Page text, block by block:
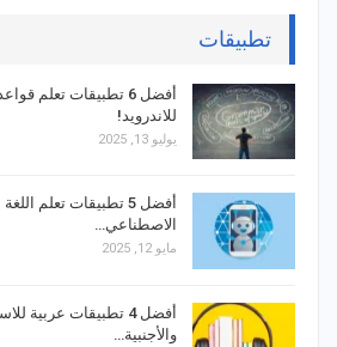
تطبيقات
أفضل 6 تطبيقات تعلم
للاندرويد!
يوليو 13, 2025
أفضل 5 تطبيقات تعلم
الاصطناعي…
مايو 12, 2025
أفضل 4 تطبيقات عربية
والأجنبية…